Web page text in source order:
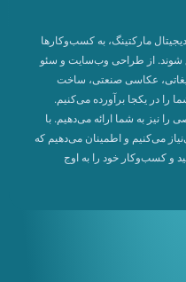
مارکتینگ، به کسب‌وکارها
شوند. از طراحی وب‌سایت و سئو
عکاسی صنعتی، ساخت
را در یکجا برآورده می‌کنیم.
نیز به شما ارائه می‌دهیم. با
می‌کنیم و اطمینان می‌دهیم که
و کسب‌وکار خود را به اوج